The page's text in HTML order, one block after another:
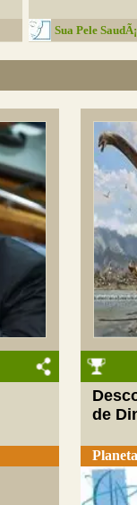
Sua Pele
de
Planeta